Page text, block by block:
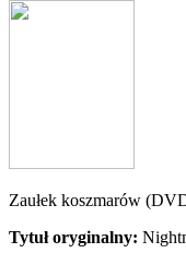
Zaułek koszmarów
Tytuł oryginalny: